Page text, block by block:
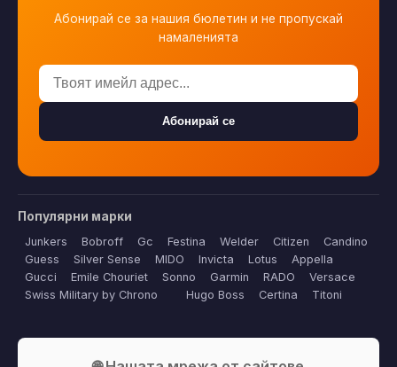
Абонирай се за нашия бюлетин и не пропускай
намаленията
Абонирай се
Популярни марки
Junkers Bobroff Gc Festina Welder Citizen
Candino
Guess
Silver Sense MIDO Invicta Lotus
Appella
Gucci
Emile Chouriet Sonno Garmin RADO
Versace
Swiss Military by Chrono
Hugo Boss Certina Titoni